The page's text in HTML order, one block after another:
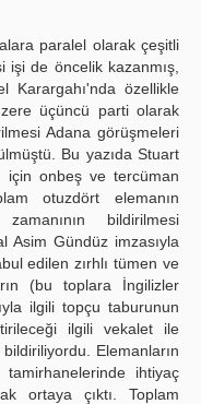
paralel olarak çeşitli
işi de öncelik kazanmış,
Karargahı'nda özellikle
üçüncü parti olarak
Adana görüşmeleri
Bu yazıda Stuart
için onbeş ve tercüman
otuzdört elemanın
bildirilmesi
Asim Gündüz imzasıyla
edilen zırhlı tümen ve
(bu toplara İngilizler
ilgili topçu taburunun
ilgili vekalet ile
Elemanların
ihtiyaç
ortaya çıktı. Toplam